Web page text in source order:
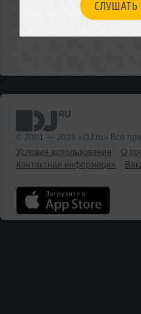
СЛУШАТЬ
© 2001 — 2026 «DJ.ru» Все
Условия использования
О
Контактная информация